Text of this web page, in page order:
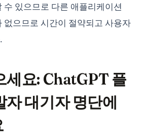
수 있으므로 다른 애플리케이션
없으므로 시간이 절약되고 사용자
세요: ChatGPT 플
자 대기자 명단에